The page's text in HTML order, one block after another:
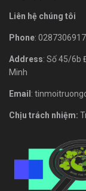
Liên hệ chúng tôi
Phone:
Address: Số 45/6b
Minh
Email :
Chịu trách nhiệm: